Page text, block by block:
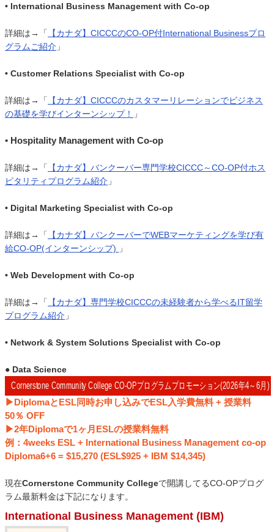
• International Business Management with Co-op
詳細は→「
【カナダ】CICCCのCO-OP付International Businessプロ
グラムご紹介 」
• Customer Relations Specialist with Co-op
詳細は→「
【カナダ】CICCCのカスタマーリレーションでビジネス
の基礎を学びインターンシップ！
」
• Hospitality Management with Co-op
詳細は→「
【カナダ】バンクーバー専門学校CICCC～CO-OP付ホス
ピタリティプログラム紹介 」
• Digital Marketing Specialist with Co-op
詳細は→「
【カナダ】バンクーバーでWEBマーケティングを学び有
給CO-OP(インターンシップ)
」
• Web Development with Co-op
詳細は→「
【カナダ】専門学校CICCCの未経験者から学べるIT留学
プログラム紹介 」
• Network & System Solutions Specialist with Co-op
● Data Science
Cornerstone Community College CO-OPプログラムプロモーション(2026年4～6月)
▶DiplomaとESL同時お申し込みでESL入学費無料 + 授業料
50％ OFF
▶2年Diplomaで1ヶ月ESLの授業料無料
例：4weeks ESL + International Business Management co-op
Diploma6+6 = $15,270 (ESL$925 + IBM $14,345)
現在Cornerstone Community Collegeで開講してるCO-OPプログ
ラム最新料金は下記になります。
International Business Management (IBM)